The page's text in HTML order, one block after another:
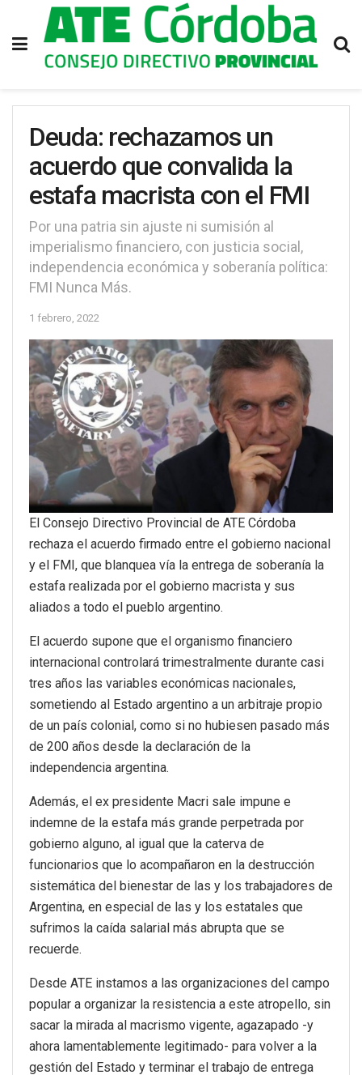
Deuda: rechazamos un
acuerdo que convalida la
estafa macrista con el FMI
Por una patria sin ajuste ni sumisión al
imperialismo financiero, con justicia social,
independencia económica y soberanía política:
FMI Nunca Más.
1 febrero, 2022
El Consejo Directivo Provincial de ATE Córdoba
rechaza el acuerdo firmado entre el gobierno nacional
y el FMI, que blanquea vía la entrega de soberanía la
estafa realizada por el gobierno macrista y sus
aliados a todo el pueblo argentino.
El acuerdo supone que el organismo financiero
internacional controlará trimestralmente durante casi
tres años las variables económicas nacionales,
sometiendo al Estado argentino a un arbitraje propio
de un país colonial, como si no hubiesen pasado más
de 200 años desde la declaración de la
independencia argentina.
Además, el ex presidente Macri sale impune e
indemne de la estafa más grande perpetrada por
gobierno alguno, al igual que la caterva de
funcionarios que lo acompañaron en la destrucción
sistemática del bienestar de las y los trabajadores de
Argentina, en especial de las y los estatales que
sufrimos la caída salarial más abrupta que se
recuerde.
Desde ATE instamos a las organizaciones del campo
popular a organizar la resistencia a este atropello, sin
sacar la mirada al macrismo vigente, agazapado -y
ahora lamentablemente legitimado- para volver a la
gestión del Estado y terminar el trabajo de entrega